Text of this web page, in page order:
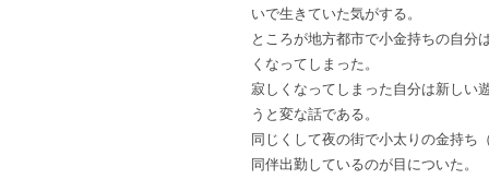
いで生きていた気がする。
ところが地方都市で小金持ちの自分
くなってしまった。
寂しくなってしまった自分は新しい
うと変な話である。
同じくして夜の街で小太りの金持ち
同伴出勤しているのが目についた。